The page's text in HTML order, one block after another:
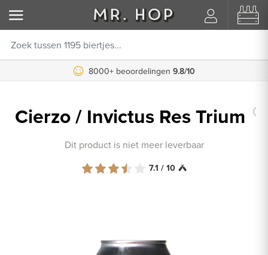
8000+ beoordelingen 9.8/10
Cierzo / Invictus Res Trium
Dit product is niet meer leverbaar
7.1 / 10